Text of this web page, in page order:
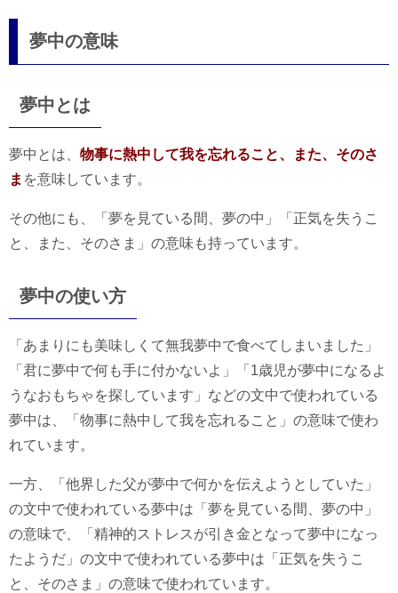
夢中の意味
夢中とは
夢中とは、 物事に熱中して我を忘れること、また、そのさ
ま を意味しています。
その他にも、「夢を見ている間、夢の中」「正気を失うこ
と、また、そのさま」の意味も持っています。
夢中の使い方
「あまりにも美味しくて無我夢中で食べてしまいました」
「君に夢中で何も手に付かないよ」「1歳児が夢中になるよ
うなおもちゃを探しています」などの文中で使われている
夢中は、「物事に熱中して我を忘れること」の意味で使わ
れています。
一方、「他界した父が夢中で何かを伝えようとしていた」
の文中で使われている夢中は「夢を見ている間、夢の中」
の意味で、「精神的ストレスが引き金となって夢中になっ
たようだ」の文中で使われている夢中は「正気を失うこ
と、そのさま」の意味で使われています。